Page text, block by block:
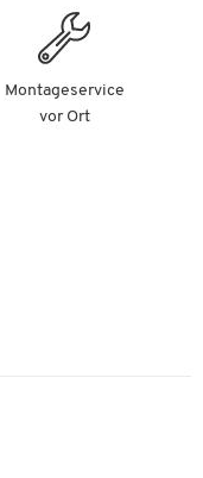
Montageservice
vor Ort